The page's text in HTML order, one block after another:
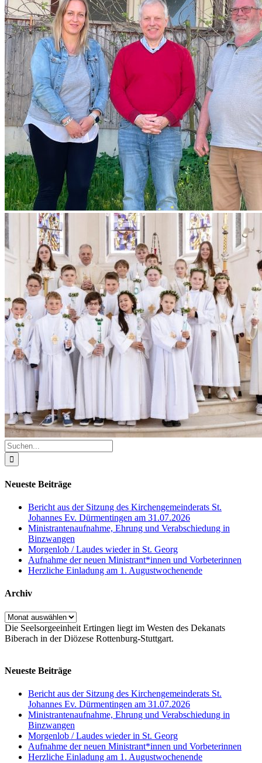
Suche
nach:
Neueste Beiträge
Bericht aus der Sitzung des Kirchengemeinderats St.
Johannes Ev. Dürmentingen am 31.07.2026
Ministrantenaufnahme, Ehrung und Verabschiedung in
Binzwangen
Morgenlob / Laudes wieder in St. Georg
Aufnahme der neuen Ministrant*innen und Vorbeterinnen
Herzliche Einladung am 1. Augustwochenende
Archiv
Archiv
Die Seelsorgeeinheit Ertingen liegt im Westen des Dekanats
Biberach in der Diözese Rottenburg-Stuttgart.
Neueste Beiträge
Bericht aus der Sitzung des Kirchengemeinderats St.
Johannes Ev. Dürmentingen am 31.07.2026
Ministrantenaufnahme, Ehrung und Verabschiedung in
Binzwangen
Morgenlob / Laudes wieder in St. Georg
Aufnahme der neuen Ministrant*innen und Vorbeterinnen
Herzliche Einladung am 1. Augustwochenende